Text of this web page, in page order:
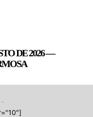
DE 2026 —
-